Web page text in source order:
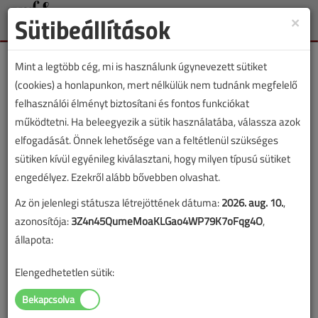
Toggle
Lapszám:
TARTALOM
Épületgépészet
A számítógépes tervezés
2017/12. lapszám|
Figylem! Ez a cikk 9 éve frissült utoljára. A benne szereplő
×
Sütibeállítások
Mint a legtöbb cég, mi is használunk úgynevezett sütiket
(cookies) a honlapunkon, mert nélkülük nem tudnánk megfelelő
felhasználói élményt biztosítani és fontos funkciókat
működtetni. Ha beleegyezik a sütik használatába, válassza azok
elfogadását. Önnek lehetősége van a feltétlenül szükséges
sütiken kívül egyénileg kiválasztani, hogy milyen típusú sütiket
engedélyez. Ezekről alább bővebben olvashat.
Az ön jelenlegi státusza létrejöttének dátuma:2026. aug. 10.,
azonosítója:3Z4n45QumeMoaKLGao4WP79K7oFqg4O,
állapota:
Elengedhetetlen sütik: